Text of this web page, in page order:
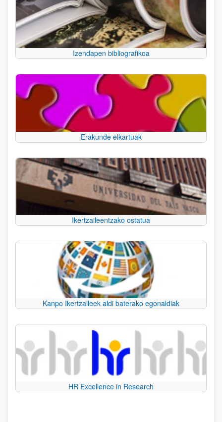
Izendapen bibliografikoa
Erakunde elkartuak
Ikertzaileentzako ostatua
Kanpo Ikertzaileek aldi baterako egonaldiak
HR Excellence in Research